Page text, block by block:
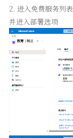
2. 进入免费服务列
并进入部署选项